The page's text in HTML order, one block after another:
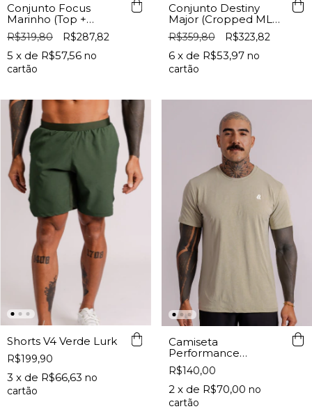
Conjunto Focus
Marinho (Top +
Shorts)
R$319,80 R$287,82
5 x de R$57,56
Conjunto Destiny
Major (Cropped ML+
Legging c/ Bolso)
R$359,80 R$323,82
6 x de R$53,97
Shorts V4 Verde Lurk
R$199,90
3 x de R$66,63
Camiseta
Performance
Masculina Stone Lurk
R$140,00
2 x de R$70,00